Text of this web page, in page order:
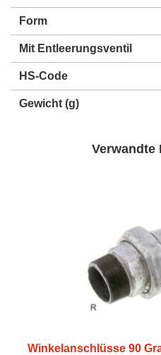
Form
Mit Entleerungsventil
HS-Code
Gewicht (g)
Verwandte
Winkelanschlüsse 90